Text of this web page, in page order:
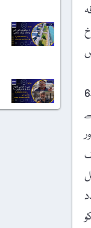
تاریخ گواہ ہے کہ جنگوں نے کبھی تنازعات اور مسائل کو حل نہیں کیا بلکہ بنی نوع انسان کے لیے مزید مسائل اور مشکلات کو جنم دیا ہے۔6
کونسل